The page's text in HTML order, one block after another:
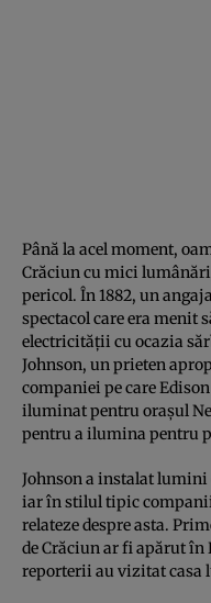
Până la acel moment,
Crăciun cu mici
pericol. În 1882, un
spectacol care era menit
electricității cu ocazia
Johnson, un prieten
companiei pe care
iluminat pentru orașul
pentru a ilumina pentru
Johnson a instalat
iar în stilul tipic
relateze despre asta.
de Crăciun ar fi apărut în
reporterii au vizitat casa